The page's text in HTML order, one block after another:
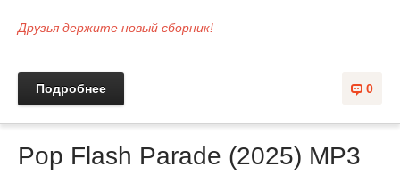
Друзья держите новый сборник!
0
Подробнее
Pop Flash Parade (2025) MP3